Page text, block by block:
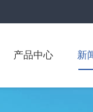
产品中心 新